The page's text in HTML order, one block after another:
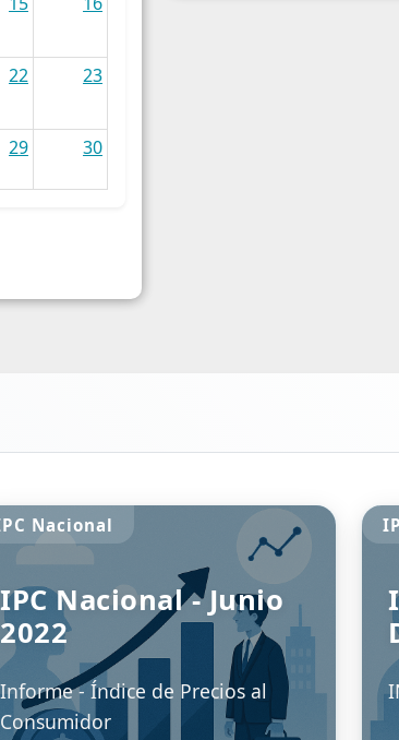
22 23
29 30
IPC San Luis
IPC - SAN LUIS
MARZO 2024
Informe IPC - Marzo 2024